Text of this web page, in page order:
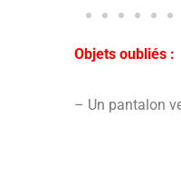
Objets oubliés :
– Un pantalon